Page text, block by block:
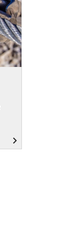
navigate_next